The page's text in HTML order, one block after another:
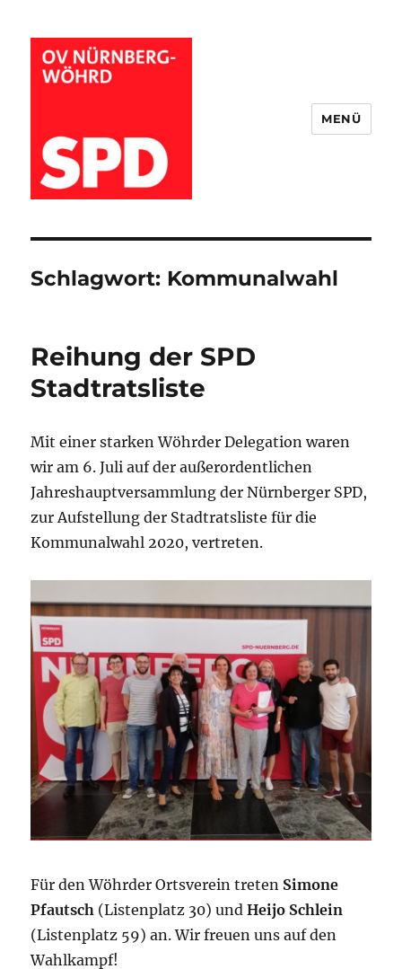
MENÜ
Schlagwort: Kommunalwahl
Reihung der SPD
Stadtratsliste
Mit einer starken Wöhrder Delegation waren
wir am 6. Juli auf der außerordentlichen
Jahreshauptversammlung der Nürnberger SPD,
zur Aufstellung der Stadtratsliste für die
Kommunalwahl 2020, vertreten.
Für den Wöhrder Ortsverein treten Simone
Pfautsch (Listenplatz 30) undHeijo Schlein
(Listenplatz 59) an. Wir freuen uns auf den
Wahlkampf!